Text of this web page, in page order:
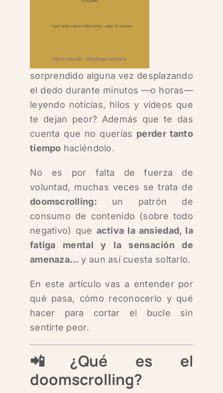
sorprendido alguna vez desplazando
el dedo durante minutos —o horas—
leyendo noticias, hilos y vídeos que
te dejan peor? Además que te das
cuenta que no querías perder tanto
tiempo haciéndolo.
No es por falta de fuerza de
voluntad, muchas veces se trata de
doomscrolling: un patrón de
consumo de contenido (sobre todo
negativo) que activa la ansiedad, la
fatiga mental y la sensación de
amenaza… y aun así cuesta soltarlo.
En este artículo vas a entender por
qué pasa, cómo reconocerlo y qué
hacer para cortar el bucle sin
sentirte peor.
📲 ¿Qué es el
doomscrolling?